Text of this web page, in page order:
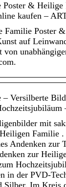
Poster & Heilige
kaufen –
Familie Poster
auf
von
Versilberte
mit
Familie
Andenken zur
zur
in der PVD-